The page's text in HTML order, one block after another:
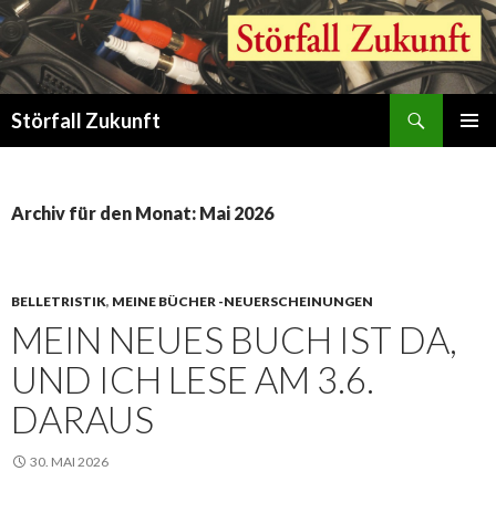
Störfall Zukunft
Archiv für den Monat: Mai 2026
BELLETRISTIK, MEINE BÜCHER -NEUERSCHEINUNGEN
MEIN NEUES BUCH IST DA,
UND ICH LESE AM 3.6.
DARAUS
30. MAI 2026